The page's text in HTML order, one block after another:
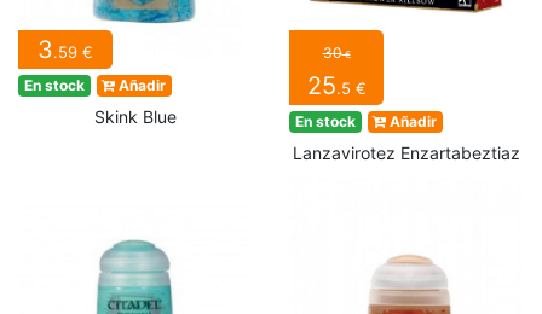
3.59 €
En stock Añadir
Skink Blue
30€
25.5 €
En stock Añadir
Lanzavirotez Enzartabeztiaz